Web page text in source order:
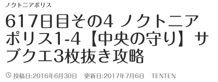
キ
ッ
プ
ノクトニアポリス
617日目その4 ノクトニア
ポリス1-4【中央の守り】サ
ブクエ3枚抜き攻略
投稿日:2016年6月30日 更新日:2017年7月6日 TENTEN